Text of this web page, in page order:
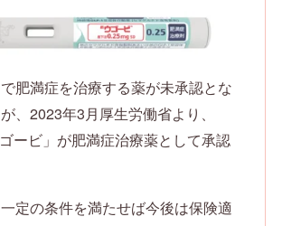
肥満症を治療する薬が未承認とな
、2023年3月厚生労働省より、
ービ」が肥満症治療薬として承認
定の条件を満たせば今後は保険適